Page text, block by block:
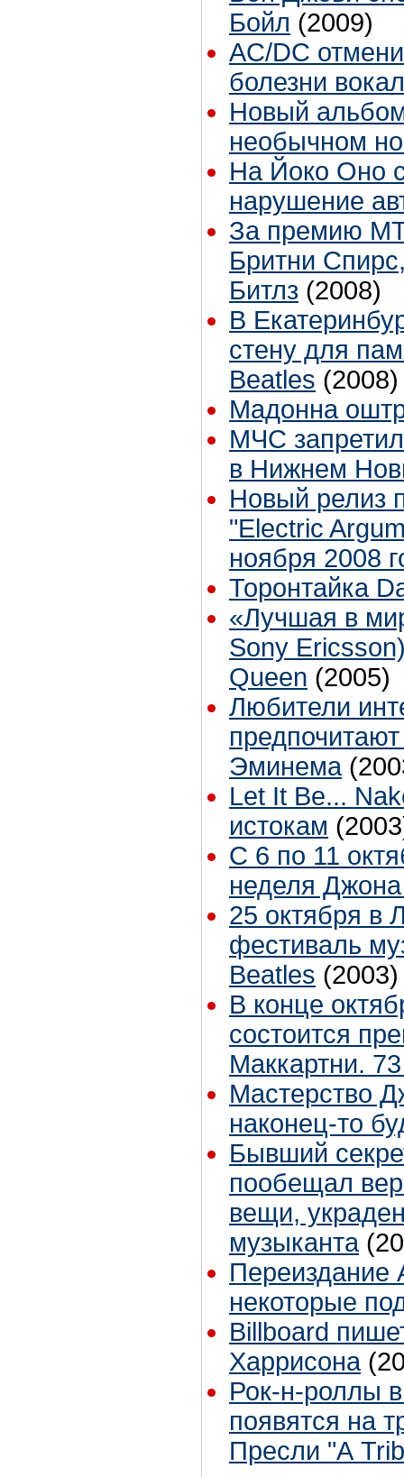
Бойл (2009)
AC/DC
болезни
Новый
необычном
На Йоко Оно
нарушение
За премию
Бритни
Битлз (2008)
В
стену для
Beatles (2008)
Мадонна
МЧС
в Нижнем
Новый релиз
"Electric
ноября 2008
Торонтайка
«Лучшая в
Sony
Queen (2005)
Любители
Эминема
Let It Be...
истокам
С 6 по 11
неделя
25 октября в
фестиваль
Beatles (2003)
В конце
состоится
Маккартни.
Мастерство
наконец-то
Бывший
пообещал
вещи,
музыканта
Переиздание
некоторые
Billboard
Харрисона
Рок-н-роллы
появятся на
Пресли "А